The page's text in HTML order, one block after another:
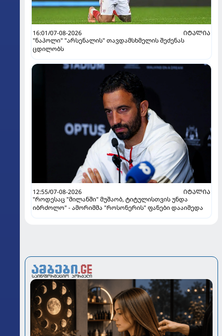
16:01/07-08-2026
ᲘᲢᲐᲚᲘᲐ
"ნაპოლი" "არსენალის" თავდამსხმელის შეძენას
ცდილობს
12:55/07-08-2026
ᲘᲢᲐᲚᲘᲐ
"როდესაც "მილანში" მუშაობ, ტიტულისთვის უნდა
იბრძოლო" - ამორიმმა "როსონერის" ფანები დააიმედა